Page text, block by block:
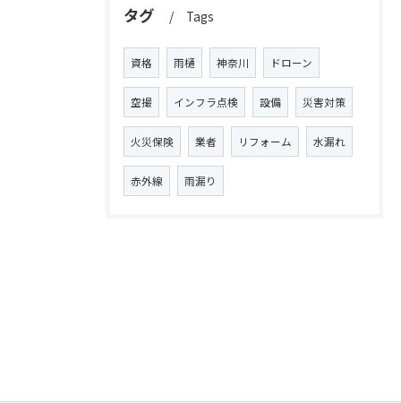
タグ Tags
資格 雨樋 神奈川 ドローン
空撮 インフラ点検 設備 災害対策
火災保険 業者 リフォーム 水漏れ
赤外線 雨漏り